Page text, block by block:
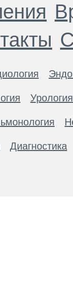
Урология
Диагностика